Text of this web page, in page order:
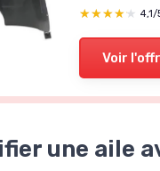
★★★★★
★★★★★ 4,1/
Voir
une aile